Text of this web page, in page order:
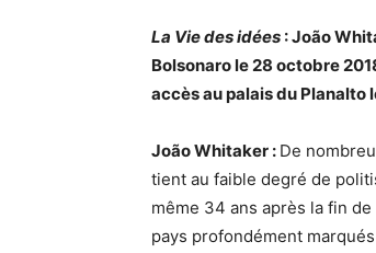
La Vie des idées : João
Bolsonaro le 28 octobre
accès au palais du Planalto
João Whitaker : De
tient au faible degré de
même 34 ans après la fin
pays profondément